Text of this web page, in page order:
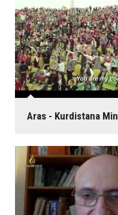
Aras - Kurdistana Min